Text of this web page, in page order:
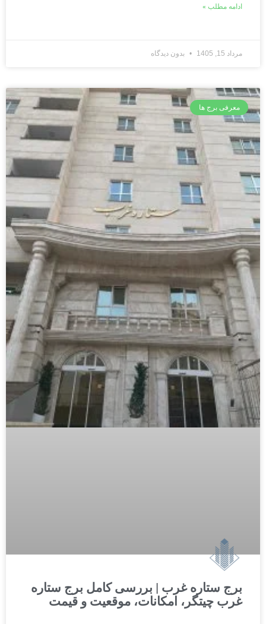
ادامه مطلب »
مرداد 15, 1405 بدون دیدگاه
معرفی برج ها
برج ستاره غرب | بررسی کامل برج ستاره
غرب چیتگر، امکانات، موقعیت و قیمت